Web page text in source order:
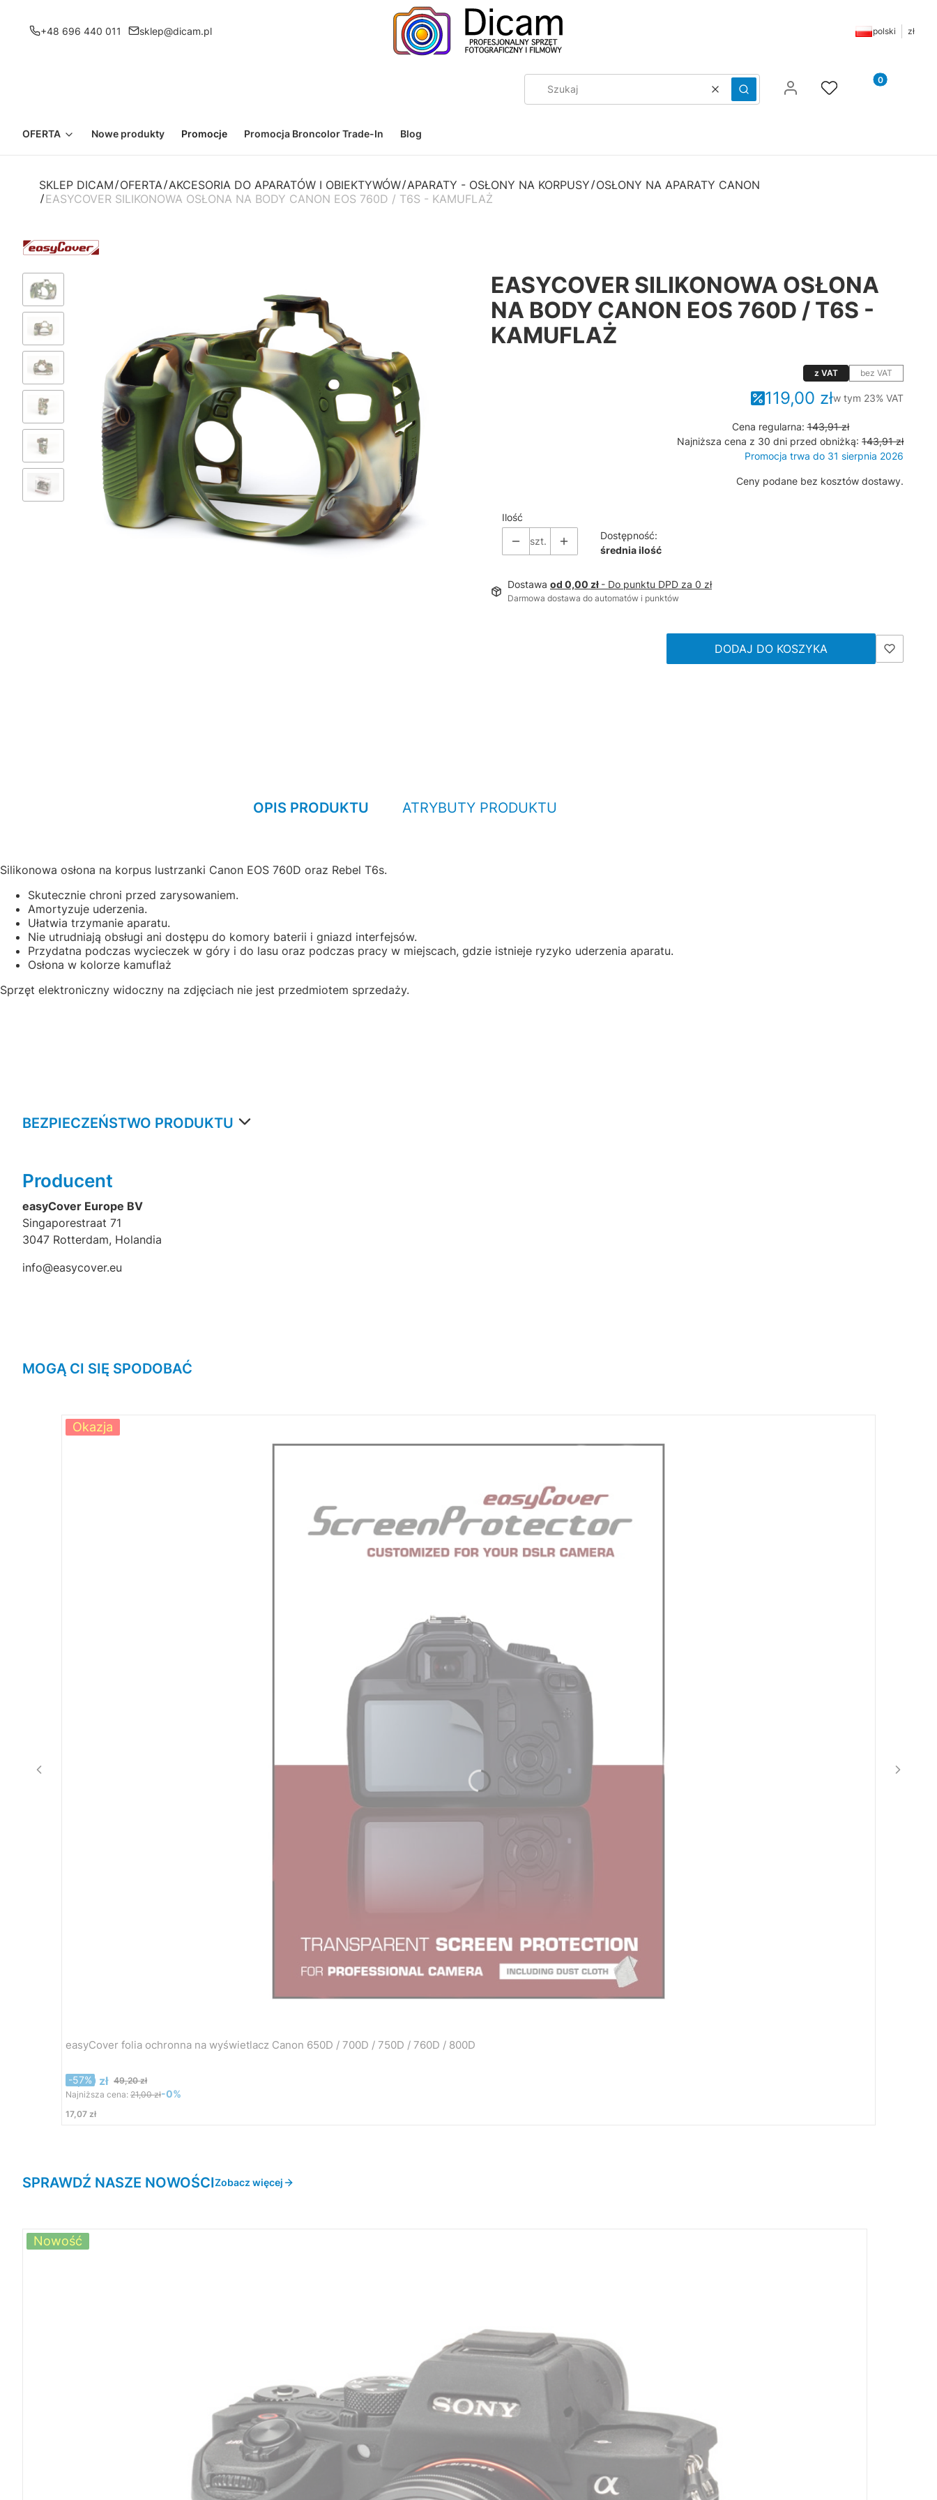
+48 696 440 011 sklep@dicam.pl polski zł
WyczyśćSzukaj
Produkty w
OFERTA Nowe produkty Promocje Promocja Broncolor Trade-In Blog
SKLEP DICAM OFERTA AKCESORIA DO APARATÓW I OBIEKTYWÓW APARATY - OSŁONY NA KORPUSY OSŁONY NA APARATY CANON
EASYCOVER SILIKONOWA OSŁONA NA BODY CANON EOS 760D / T6S - KAMUFLAŻ
EASYCOVER SILIKONOWA OSŁONA
NA BODY CANON EOS 760D / T6S -
KAMUFLAŻ
z VAT bez VAT
119,00 złw tym 23% VAT
w tym 23% VAT
Cena regularna: 143,91 zł
Najniższa cena z 30 dni przed obniżką: 143,91 zł
Promocja trwa do 31 sierpnia 2026
Ceny podane bez kosztów dostawy.
Ilość
szt.
Dostępność:
średnia ilość
Dostawa od 0,00 zł - Do punktu DPD za 0 zł
Darmowa dostawa do automatów i punktów
DODAJ DO KOSZYKA
OPIS PRODUKTU ATRYBUTY PRODUKTU
Silikonowa osłona na korpus lustrzanki Canon EOS 760D oraz Rebel T6s.
Skutecznie chroni przed zarysowaniem.
Amortyzuje uderzenia.
Ułatwia trzymanie aparatu.
Nie utrudniają obsługi ani dostępu do komory baterii i gniazd interfejsów.
Przydatna podczas wycieczek w góry i do lasu oraz podczas pracy w miejscach, gdzie istnieje ryzyko uderzenia aparatu.
Osłona w kolorze kamuflaż
Sprzęt elektroniczny widoczny na zdjęciach nie jest przedmiotem sprzedaży.
BEZPIECZEŃSTWO PRODUKTU
Producent
easyCover Europe BV
Singaporestraat 71
3047 Rotterdam, Holandia
info@easycover.eu
MOGĄ CI SIĘ SPODOBAĆ
Okazja
easyCover folia ochronna na wyświetlacz Canon 650D / 700D / 750D / 760D / 800D
Cena promocyjna
21,00 zł 49,20 zł
-57%
Najniższa cena: 21,00 zł-0%
Cena
17,07 zł
SPRAWDŹ NASZE NOWOŚCIZobacz więcej
Nowość